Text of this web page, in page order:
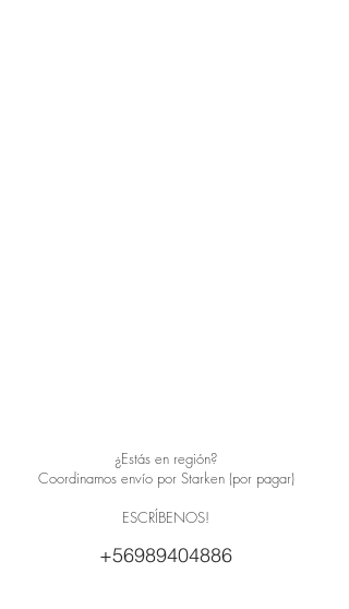
¿Estás en región?
Coordinamos envío por Starken (por pagar)
ESCRÍBENOS!
+56989404886